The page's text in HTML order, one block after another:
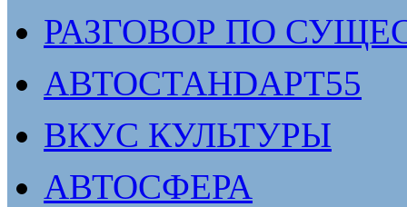
РАЗГОВОР ПО
АВТОСТАНDАРТ55
ВКУС КУЛЬТУРЫ
АВТОСФЕРА